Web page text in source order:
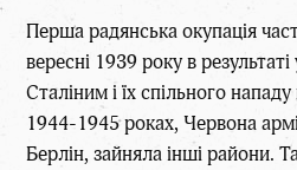
Перша радянська окупація
вересні 1939 року в результаті
Сталіним і їх спільного
1944-1945 роках, Червона
Берлін, зайняла інші райони.